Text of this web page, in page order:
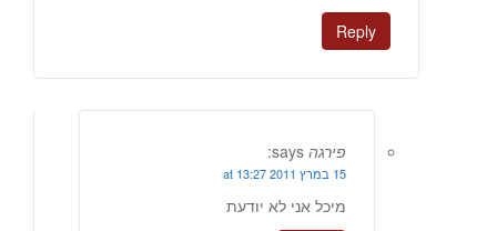
Reply
פירגה says:
15 במרץ 2011 at 13:27
מיכל אני לא יודעת